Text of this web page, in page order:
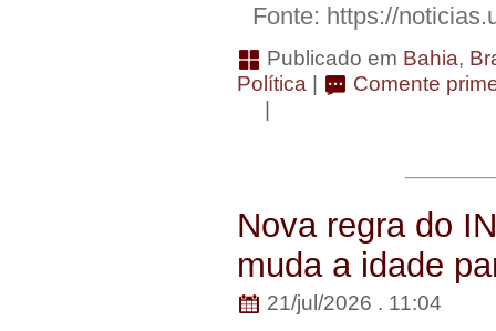
Fonte: https://
Publicado em Bahia,
Política |
Comente
|
Nova regra do
muda a idade
21/jul/2026 . 11:04